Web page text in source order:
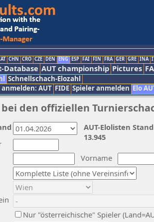
CHN CRO CZE DEN ENG ESP FAI FIN FRA GER GRE INA
Database AUT championship Pictures
Schnellschach-Elozahl
AUT FIDE Spieler anmelden Elo
den offiziellen
Vorname
Nur "österreichische" Spieler
AUT-Elolisten
13.945